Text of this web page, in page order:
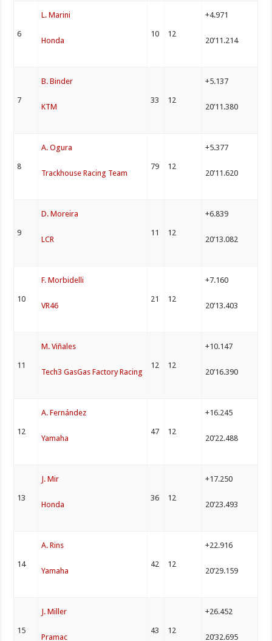
6
L. Marini
Honda
10 12
+4.971
20’11.214
7
B. Binder
KTM
33 12
+5.137
20’11.380
8
A. Ogura
Trackhouse Racing Team
79 12
+5.377
20’11.620
9
D. Moreira
LCR
11 12
+6.839
20’13.082
10
F. Morbidelli
VR46
21 12
+7.160
20’13.403
11
M. Viñales
Tech3 GasGas Factory Racing
12 12
+10.147
20’16.390
12
A. Fernández
Yamaha
47 12
+16.245
20’22.488
13
J. Mir
Honda
36 12
+17.250
20’23.493
14
A. Rins
Yamaha
42 12
+22.916
20’29.159
15
J. Miller
Pramac
43 12
+26.452
20’32.695